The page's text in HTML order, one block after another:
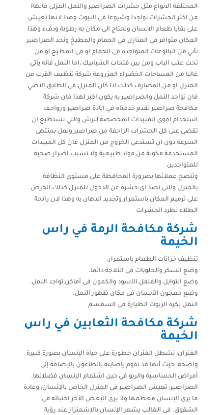
المختلفة الانواع مثل حشرات الصراصير والنمل المزلى فانهاا
من اكثر الحشرات تواجدا وشيوعا فى البيوت وهذا لانها تعيش
على بقايا طعام الانسان وتحتاج الى مكان به رطوبة ودفء وهذا
المكان متوافر فى المنازل في الحمام والمطبخ ونجد الصراصير
تأتي من البالوعات المتواجدة فى الحمام او فى المطبخ او من
تحت عتب الباب ومن بين فتحات الشبابيك ،اما النمل فانه يأتي
غالبا من المساحات الخضراء المزروعة شركة تنظيف القرب من
المنزل او من المصارف كذلك اذا كان المنزل فى الطابق الاضي
فان تواجد النمل والصراصير به يكون اكبر لهذا فان شركة
مكافحة صراصير تقدم خدمتاه في ابادة صراصير وزواحف
استخدام اقوى المبيدات المخصصة للرش والتي تستطيع ان
تقضى على كل الحشرات الزاحفة من صراصير ونمل بمنتهى
السرعة دون ان تستدعى الخروج من المنزل فان كل المبيدات
المستخدمة مكونة من مواد طبيعية ولا تسبب اضرار صحية
للمتواجدين
وتنصح عملائها بضرورة المحافظة على مستوى النظافة
بالمنزل والتى تصد اى حشرة عن الدخول للمنزل كذلك الحرص
على ترميم المكان باستمرار وتجديد الدهان به وهذا لان رائحة
الطلاء تطرد الحشرات
شركة مكافحة الرمة في راس
الخيمة
تنظيف خزانات الطعام باستمرار.
وضع السكر والحلويات فى الثلاجة دائما.
وضع التوابل والفلفل الأسود والكمون فى أماكن تواجد النمل.
وضع معجون الأسنان فى مكان ظهور النمل.
النمل يكره الزيوت الطيارة فى السمسم
شركة مكافحة الثعابين في راس
الخيمة
الفئران: تشطل الفئران خطورة على حياة الإنسان بصورة كبيرة
واضحة، حيث أنها قد تقوم بإصابته بالطاعون بالإضافة إلى
أمراض الحساسية والربو في حين اشتمام الإنسان فضلاتها.
الصراصير: تعيش الصراصير فى المنزل الخاص بالإنسان، وعادة
ما يرى الإنسان معظمها ولا يرى البعض الأخر اختبائه فى
الشقوق. فى الغالب يشعر الإنسان بالاشمئزاز عند رؤية